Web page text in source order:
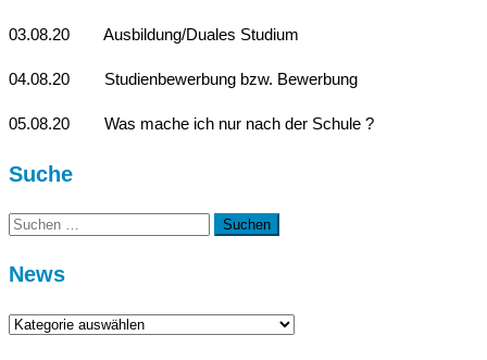
03.08.20 Ausbildung/Duales Studium
04.08.20 Studienbewerbung bzw. Bewerbung
05.08.20 Was mache ich nur nach der Schule ?
Suche
Suchen
News
News